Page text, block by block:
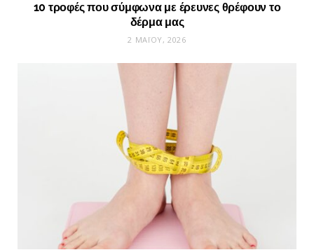
10 τροφές που σύμφωνα με έρευνες θρέφουν το
δέρμα μας
2 ΜΑΪ́ΟΥ, 2026